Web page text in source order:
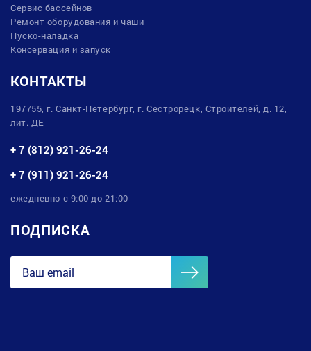
Сервис бассейнов
Ремонт оборудования и чаши
Пуско-наладка
Консервация и запуск
КОНТАКТЫ
197755, г. Санкт-Петербург, г. Сестрорецк, Строителей, д. 12,
лит. ДЕ
+ 7 (812) 921-26-24
+ 7 (911) 921-26-24
ежедневно с 9:00 до 21:00
ПОДПИСКА